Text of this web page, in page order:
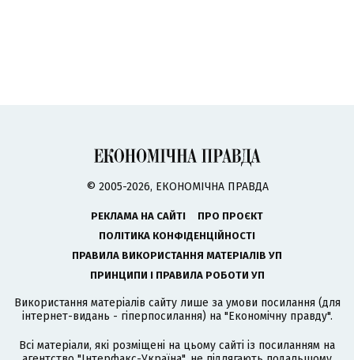
© 2005-2026, ЕКОНОМІЧНА ПРАВДА
РЕКЛАМА НА САЙТІ
ПРО ПРОЄКТ
ПОЛІТИКА КОНФІДЕНЦІЙНОСТІ
ПРАВИЛА ВИКОРИСТАННЯ МАТЕРІАЛІВ УП
ПРИНЦИПИ І ПРАВИЛА РОБОТИ УП
Використання матеріалів сайту лише за умови посилання (для
інтернет-видань - гіперпосилання) на "Економічну правду".
Всі матеріали, які розміщені на цьому сайті із посиланням на